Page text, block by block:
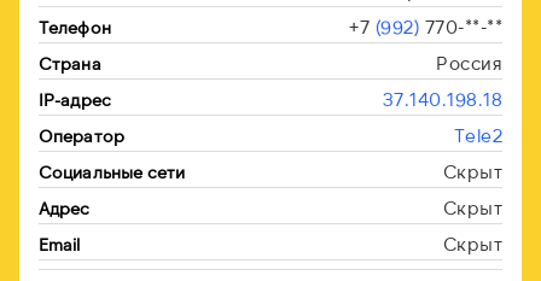
Телефон +7 (992) 770-**-**
Страна Россия
IP-адрес 37.140.198.18
Оператор Tele2
Социальные сети Скрыт
Адрес Скрыт
Email Скрыт